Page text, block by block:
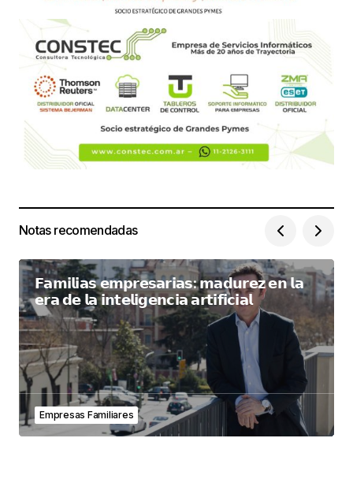
Notas recomendadas
𝗙𝗮𝗺𝗶𝗹𝗶𝗮𝘀 𝗲𝗺𝗽𝗿𝗲𝘀𝗮𝗿𝗶𝗮𝘀: 𝗺𝗮𝗱𝘂𝗿𝗲𝘇 𝗲𝗻 𝗹𝗮
𝗲𝗿𝗮 𝗱𝗲 𝗹𝗮 𝗶𝗻𝘁𝗲𝗹𝗶𝗴𝗲𝗻𝗰𝗶𝗮 𝗮𝗿𝘁𝗶𝗳𝗶𝗰𝗶𝗮𝗹
Empresas Familiares